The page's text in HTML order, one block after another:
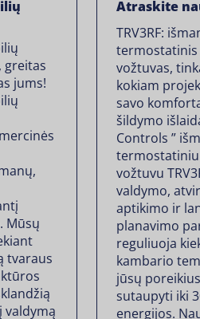
greitas
jums!
Mūsų
tvaraus
valdymą
Atraskite
TRV3RF:
vožtuvas,
kokiam
savo
šildymo
Controls ”
vožtuvu
valdymo,
aptikimo ir
planavimo
reguliuoja
kambario
jūsų
sutaupyti iki
energijos.